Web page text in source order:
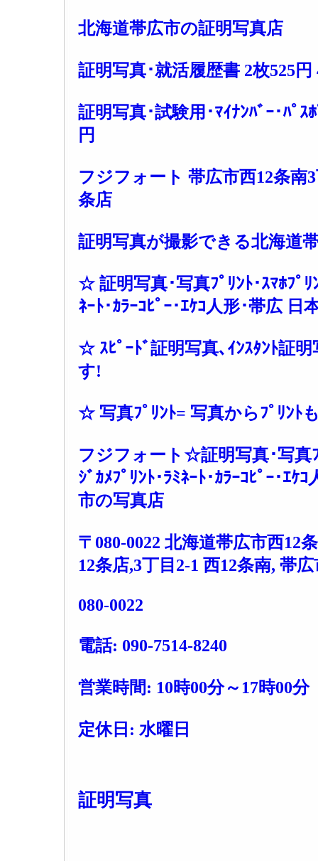
北海道帯広市の証明写真店
証明写真･就活履歴書 2枚525円
証明写真･試験用･ﾏｲﾅﾝﾊﾞｰ･ﾊﾟｽ
円
フジフォート 帯広市西12条南3
条店
証明写真が撮影できる北海道
☆ 証明写真･写真ﾌﾟﾘﾝﾄ･ｽﾏﾎﾌﾟﾘ
ﾈｰﾄ･ｶﾗｰｺﾋﾟｰ･ｴｹｺ人形･帯広 日
☆ ｽﾋﾟｰﾄﾞ証明写真､ｲﾝｽﾀﾝﾄ証
す!
☆ 写真ﾌﾟﾘﾝﾄ= 写真からﾌﾟﾘﾝﾄ
フジフォート☆証明写真･写真ﾌ
ｼﾞｶﾒﾌﾟﾘﾝﾄ･ﾗﾐﾈｰﾄ･ｶﾗｰｺﾋﾟｰ･ｴｹ
市の写真店
〒080-0022 北海道帯広市西12
12条店,3丁目2-1 西12条南, 帯
080-0022
電話: 090-7514-8240
営業時間: 10時00分～17時00分
定休日: 水曜日
証明写真